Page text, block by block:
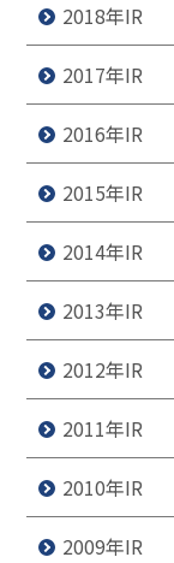
2018年IR
2017年IR
2016年IR
2015年IR
2014年IR
2013年IR
2012年IR
2011年IR
2010年IR
2009年IR